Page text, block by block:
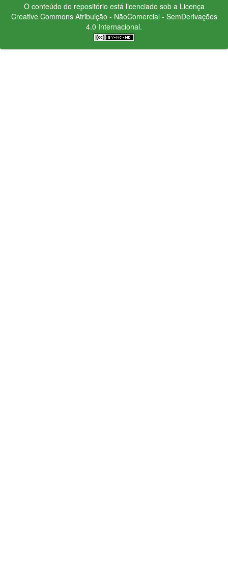
O conteúdo do repositório está licenciado sob a Licença
Creative CommonsAtribuição - NãoComercial - SemDerivações
4.0 Internacional.